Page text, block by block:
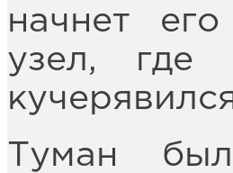
начнет
узел, где
Туман